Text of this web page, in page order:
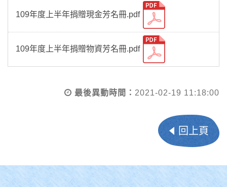
109年度上半年捐贈現金芳名冊.pdf
109年度上半年捐贈物資芳名冊.pdf
最後異動時間： 2021-02-19 11:18:00
回上頁